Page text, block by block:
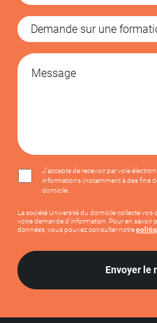
J'accepte de recevoir par voie
informations (notamment à des fins
domicile.
La société Université du domicile collecte vos
votre demande d’information. Pour en savoir
données, vous pouvez consulter notre
Envoyer le